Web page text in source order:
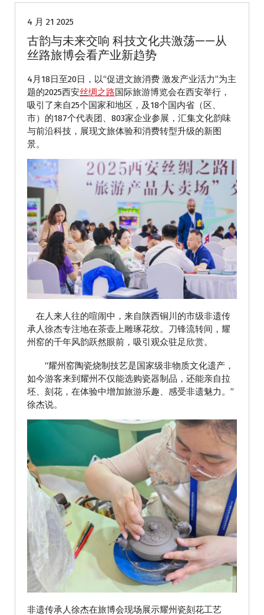
4 月 21 2025
古韵与未来交响 科技文化共激荡——从
丝路旅博会看产业新趋势
4月18日至20日，以“促进文旅消费 激发产业活力”为主
题的2025西安丝绸之路国际旅游博览会在西安举行，
吸引了来自25个国家和地区，及18个国内省（区、
市）的187个代表团、803家企业参展，汇集文化韵味
与前沿科技，展现文旅体验和消费转型升级的新图
景。
在人来人往的喧闹中，来自陕西铜川的市级非遗传
承人徐杰专注地在茶壶上雕琢花纹。刀锋流转间，耀
州窑的千年风韵跃然眼前，吸引观众驻足欣赏。
“耀州窑陶瓷烧制技艺是国家级非物质文化遗产，
如今游客来到耀州不仅能选购瓷器制品，还能亲自拉
坯、刻花，在体验中增加旅游乐趣、感受非遗魅力。”
徐杰说。
非遗传承人徐杰在旅博会现场展示耀州瓷刻花工艺